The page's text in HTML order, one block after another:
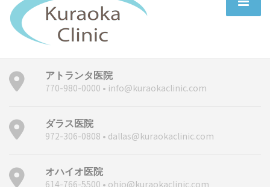
アトランタ医院
770-980-0000 • info@kuraokaclinic.com
ダラス医院
972-306-0808 • dallas@kuraokaclinic.com
オハイオ医院
614-766-5500 • ohio@kuraokaclinic.com